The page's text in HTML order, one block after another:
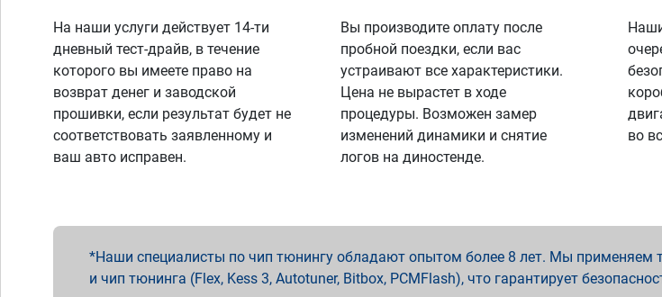
На наши услуги действует 14-ти
дневный тест-драйв, в течение
которого вы имеете право на
возврат денег и заводской
прошивки, если результат будет не
соответствовать заявленному и
ваш авто исправен.
Вы производите оплату после
пробной поездки, если вас
устраивают все характеристики.
Цена не вырастет в ходе
процедуры. Возможен замер
изменений динамики и снятие
логов на диностенде.
во
Наши специалисты по чип тюнингу обладают опытом более 8 лет. Мы применяем
и чип тюнинга (Flex, Kess 3, Autotuner, Bitbox, PCMFlash), что гарантирует